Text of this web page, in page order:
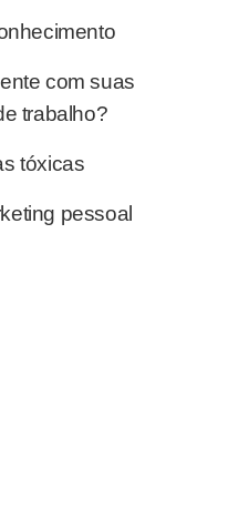
com suas
trabalho?
tóxicas
pessoal